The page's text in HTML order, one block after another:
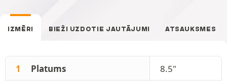
IZMĒRI BIEŽI UZDOTIE JAUTĀJUMI ATSAUKSMES
1 Platums 8.5"